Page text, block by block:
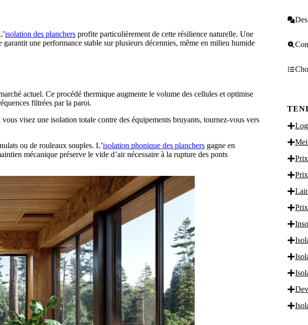
isolation des planchers profite particulièrement de cette résilience naturelle. Une
garantit une performance stable sur plusieurs décennies, même en milieu humide
actuel. Ce procédé thermique augmente le volume des cellules et optimise
filtrées par la paroi.
visez une isolation totale contre des équipements bruyants, tournez-vous vers
ou de rouleaux souples. L’isolation phonique des planchers gagne en
mécanique préserve le vide d’air nécessaire à la rupture des ponts